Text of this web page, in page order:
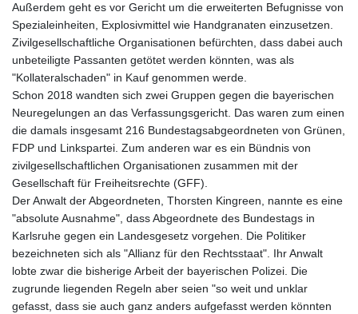
Außerdem geht es vor Gericht um die erweiterten Befugnisse von
Spezialeinheiten, Explosivmittel wie Handgranaten einzusetzen.
Zivilgesellschaftliche Organisationen befürchten, dass dabei auch
unbeteiligte Passanten getötet werden könnten, was als
"Kollateralschaden" in Kauf genommen werde.
Schon 2018 wandten sich zwei Gruppen gegen die bayerischen
Neuregelungen an das Verfassungsgericht. Das waren zum einen
die damals insgesamt 216 Bundestagsabgeordneten von Grünen,
FDP und Linkspartei. Zum anderen war es ein Bündnis von
zivilgesellschaftlichen Organisationen zusammen mit der
Gesellschaft für Freiheitsrechte (GFF).
Der Anwalt der Abgeordneten, Thorsten Kingreen, nannte es eine
"absolute Ausnahme", dass Abgeordnete des Bundestags in
Karlsruhe gegen ein Landesgesetz vorgehen. Die Politiker
bezeichneten sich als "Allianz für den Rechtsstaat". Ihr Anwalt
lobte zwar die bisherige Arbeit der bayerischen Polizei. Die
zugrunde liegenden Regeln aber seien "so weit und unklar
gefasst, dass sie auch ganz anders aufgefasst werden könnten